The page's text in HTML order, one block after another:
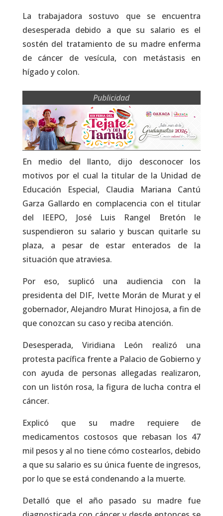
La trabajadora sostuvo que se encuentra
desesperada debido a que su salario es el
sostén del tratamiento de su madre enferma
de cáncer de vesícula, con metástasis en
hígado y colon.
Publicidad
En medio del llanto, dijo desconocer los
motivos por el cual la titular de la Unidad de
Educación Especial, Claudia Mariana Cantú
Garza Gallardo en complacencia con el titular
del IEEPO, José Luis Rangel Bretón le
suspendieron su salario y buscan quitarle su
plaza, a pesar de estar enterados de la
situación que atraviesa.
Por eso, suplicó una audiencia con la
presidenta del DIF, Ivette Morán de Murat y el
gobernador, Alejandro Murat Hinojosa, a fin de
que conozcan su caso y reciba atención.
Desesperada, Viridiana León realizó una
protesta pacífica frente a Palacio de Gobierno y
con ayuda de personas allegadas realizaron,
con un listón rosa, la figura de lucha contra el
cáncer.
Explicó que su madre requiere de
medicamentos costosos que rebasan los 47
mil pesos y al no tiene cómo costearlos, debido
a que su salario es su única fuente de ingresos,
por lo que se está condenando a la muerte.
Detalló que el año pasado su madre fue